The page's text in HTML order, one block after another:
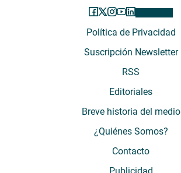
Política de Privacidad
Suscripción Newsletter
RSS
Editoriales
Breve historia del medio
¿Quiénes Somos?
Contacto